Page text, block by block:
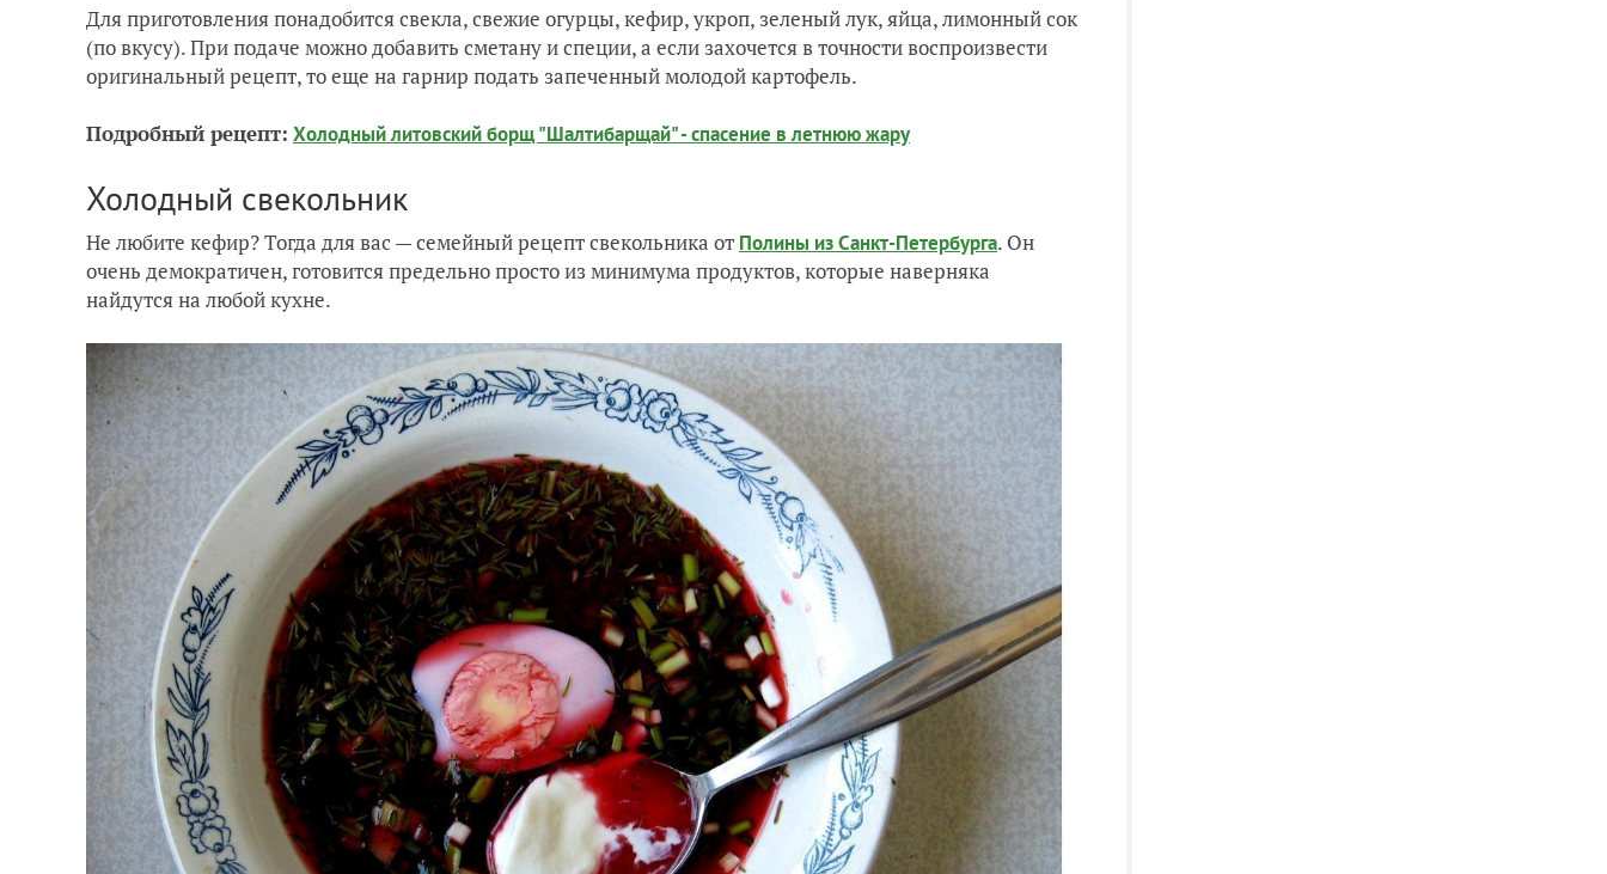
Для приготовления понадобится свекла, свежие огурцы, кефир, укроп, зеленый лук, яйца, лимонный сок
(по вкусу). При подаче можно добавить сметану и специи, а если захочется в точности воспроизвести
оригинальный рецепт, то еще на гарнир подать запеченный молодой картофель.
Подробный рецепт: Холодный литовский борщ "Шалтибарщай" - спасение в летнюю жару
Холодный свекольник
Не любите кефир? Тогда для вас — семейный рецепт свекольника от Полины из Санкт-Петербурга. Он
очень демократичен, готовится предельно просто из минимума продуктов, которые наверняка
найдутся на любой кухне.